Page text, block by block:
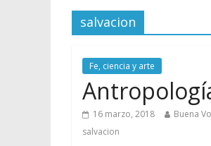
salvacion
Fe, ciencia y arte
16 marzo, 2018 Buena
salvacion